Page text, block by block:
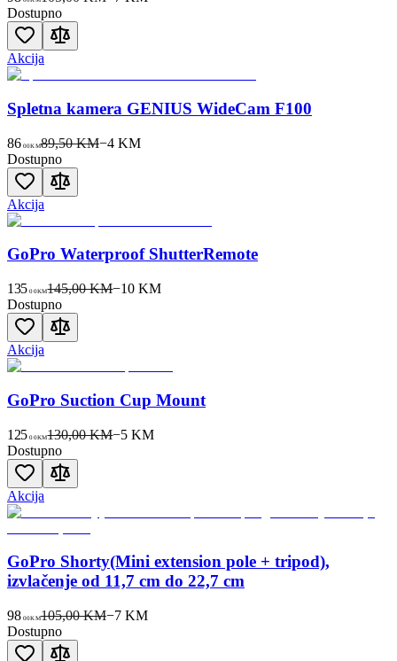
Dostupno
Akcija
Spletna kamera GENIUS WideCam F100
86 00KM89,50 KM−4KM
Dostupno
Akcija
GoPro Waterproof ShutterRemote
135 00KM145,00 KM−10 KM
Dostupno
Akcija
GoPro Suction Cup Mount
125 00KM130,00 KM−5 KM
Dostupno
Akcija
GoPro Shorty(Mini extension pole + tripod),
izvlačenje od 11,7 cm do 22,7 cm
98 00KM105,00 KM−7KM
Dostupno